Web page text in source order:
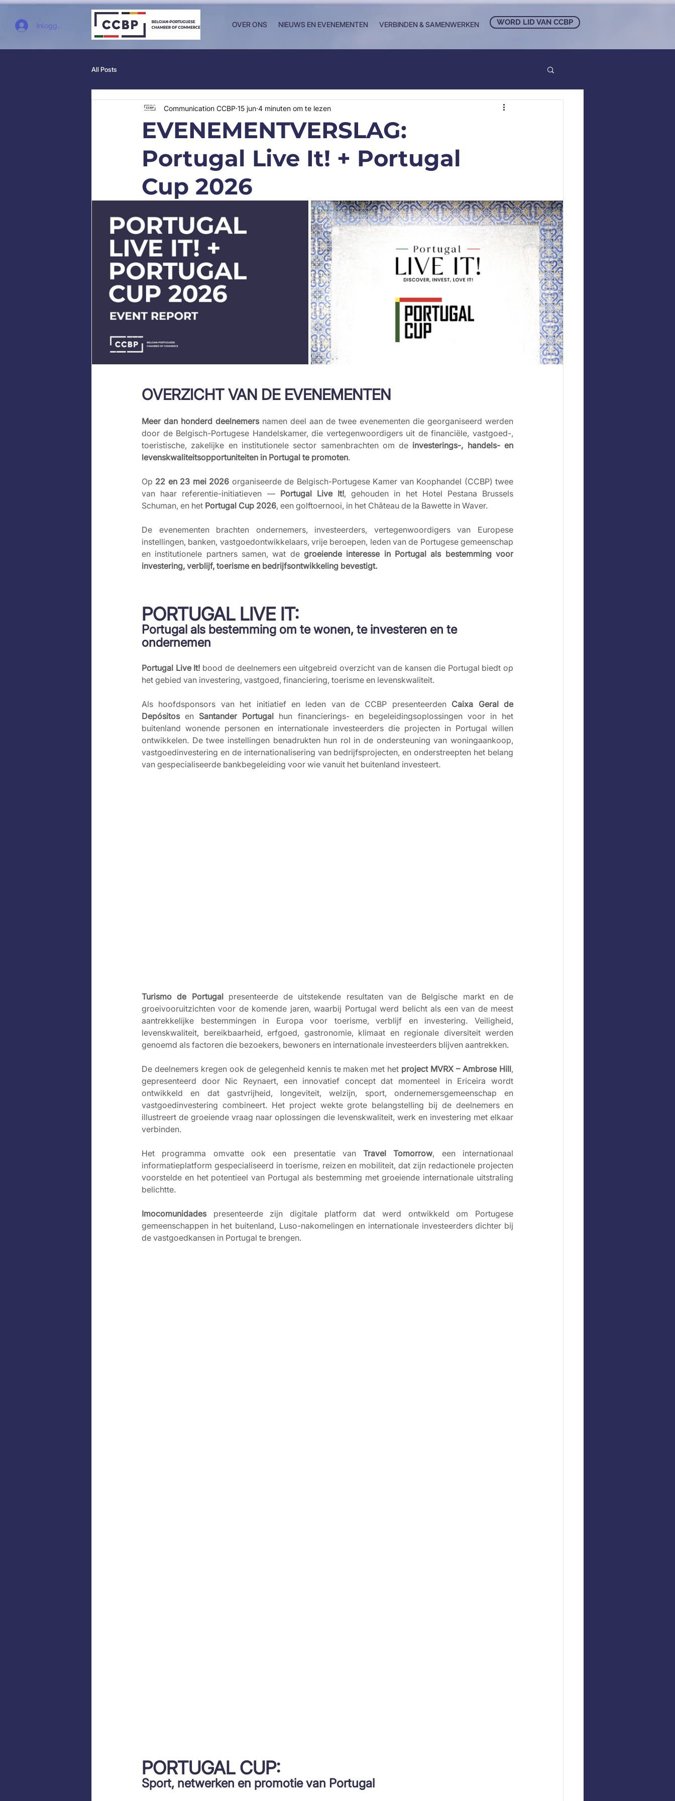
Inloggen OVER ONS NIEUWS EN EVENEMENTEN VERBINDEN & SAMENWERKEN WORD LID VAN CCBP
All Posts
EVENEMENTVERSLAG:
Portugal Live It! + Portugal
Cup 2026
Communication CCBP 15 jun 4 minuten om te lezen
OVERZICHT VAN DE EVENEMENTEN
Meer dan honderd deelnemers namen deel aan de twee evenementen die georganiseerd werden
door de Belgisch-Portugese Handelskamer, die vertegenwoordigers uit de financiële, vastgoed-,
toeristische, zakelijke en institutionele sector samenbrachten om de investerings-, handels- en
levenskwaliteitsopportuniteiten in Portugal te promoten.
Op 22 en 23 mei 2026 organiseerde de Belgisch-Portugese Kamer van Koophandel (CCBP) twee
van haar referentie-initiatieven — Portugal Live It!, gehouden in het Hotel Pestana Brussels
Schuman, en het Portugal Cup 2026, een golftoernooi, in het Château de la Bawette in Waver.
De evenementen brachten ondernemers, investeerders, vertegenwoordigers van Europese
instellingen, banken, vastgoedontwikkelaars, vrije beroepen, leden van de Portugese gemeenschap
en institutionele partners samen, wat de groeiende interesse in Portugal als bestemming voor
investering, verblijf, toerisme en bedrijfsontwikkeling bevestigt.
PORTUGAL LIVE IT:
Portugal als bestemming om te wonen, te investeren en te
ondernemen
Portugal Live It! bood de deelnemers een uitgebreid overzicht van de kansen die Portugal biedt op
het gebied van investering, vastgoed, financiering, toerisme en levenskwaliteit.
Als hoofdsponsors van het initiatief en leden van de CCBP presenteerden Caixa Geral de
Depósitos en Santander Portugal hun financierings- en begeleidingsoplossingen voor in het
buitenland wonende personen en internationale investeerders die projecten in Portugal willen
ontwikkelen. De twee instellingen benadrukten hun rol in de ondersteuning van woningaankoop,
vastgoedinvestering en de internationalisering van bedrijfsprojecten, en onderstreepten het belang
van gespecialiseerde bankbegeleiding voor wie vanuit het buitenland investeert.
Turismo de Portugal presenteerde de uitstekende resultaten van de Belgische markt en de
groeivooruitzichten voor de komende jaren, waarbij Portugal werd belicht als een van de meest
aantrekkelijke bestemmingen in Europa voor toerisme, verblijf en investering. Veiligheid,
levenskwaliteit, bereikbaarheid, erfgoed, gastronomie, klimaat en regionale diversiteit werden
genoemd als factoren die bezoekers, bewoners en internationale investeerders blijven aantrekken.
De deelnemers kregen ook de gelegenheid kennis te maken met het project MVRX – Ambrose Hill,
gepresenteerd door Nic Reynaert, een innovatief concept dat momenteel in Ericeira wordt
ontwikkeld en dat gastvrijheid, longeviteit, welzijn, sport, ondernemersgemeenschap en
vastgoedinvestering combineert. Het project wekte grote belangstelling bij de deelnemers en
illustreert de groeiende vraag naar oplossingen die levenskwaliteit, werk en investering met elkaar
verbinden.
Het programma omvatte ook een presentatie van Travel Tomorrow, een internationaal
informatieplatform gespecialiseerd in toerisme, reizen en mobiliteit, dat zijn redactionele projecten
voorstelde en het potentieel van Portugal als bestemming met groeiende internationale uitstraling
belichtte.
Imocomunidades presenteerde zijn digitale platform dat werd ontwikkeld om Portugese
gemeenschappen in het buitenland, Luso-nakomelingen en internationale investeerders dichter bij
de vastgoedkansen in Portugal te brengen.
PORTUGAL CUP:
Sport, netwerken en promotie van Portugal